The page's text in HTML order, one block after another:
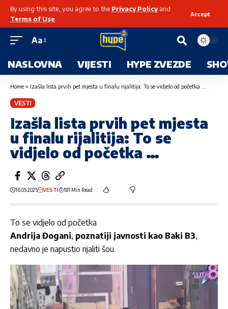
By using this site, you agree to the Privacy Policyand
Terms of Use
Accept
Aa
NASLOVNA VIJESTI HYPE ZVEZDE
Home » Izašla lista prvih pet mjesta u finalu rijalitija: To se vidjelo od početka …
VESTI
Izašla lista prvih pet mjesta
u finalu rijalitija: To se
vidjelo od početka …
16.05.2025 VESTI 181 Min Read
To se vidjelo od početka
Andrija Đogani, poznatiji javnosti kao Baki B3,
nedavno je napustio rijaliti šou.